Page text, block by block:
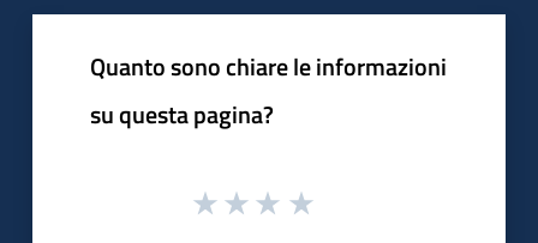
Quanto sono chiare le informazioni
su questa pagina?